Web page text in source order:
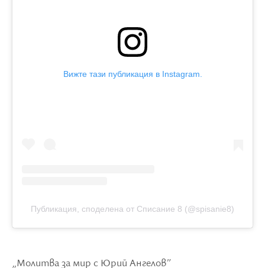
Вижте тази публикация в Instagram.
Публикация, споделена от Списание 8 (@spisanie8)
„Молитва за мир с Юрий Ангелов”